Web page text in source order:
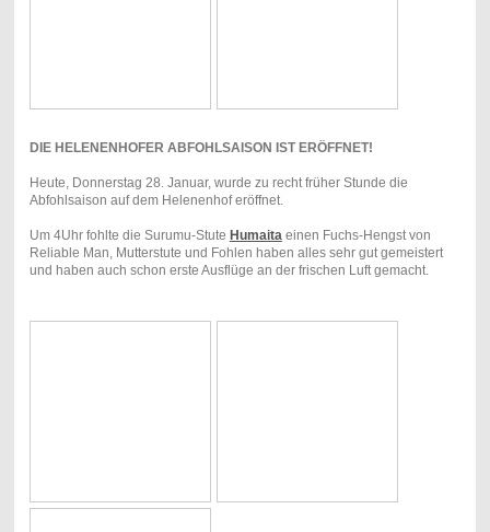
DIE HELENENHOFER ABFOHLSAISON IST ERÖFFNET!
Heute, Donnerstag 28. Januar, wurde zu recht früher Stunde die
Abfohlsaison auf dem Helenenhof eröffnet.
Um 4Uhr fohlte die Surumu-Stute Humaita einen Fuchs-Hengst von
Reliable Man, Mutterstute und Fohlen haben alles sehr gut gemeistert
und haben auch schon erste Ausflüge an der frischen Luft gemacht.